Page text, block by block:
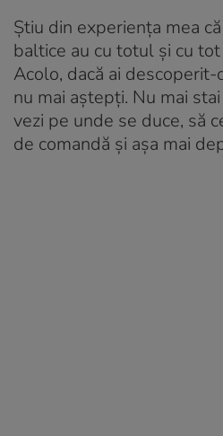
Știu din experiența mea
baltice au cu totul și cu
Acolo, dacă ai descoperit-
nu mai aștepți. Nu mai
vezi pe unde se duce, să
de comandă și așa mai